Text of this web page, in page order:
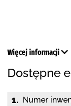
Więcej informacji
Dostępne
1. Numer